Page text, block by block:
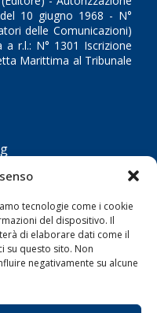
tecnologie come i cookie
del dispositivo. Il
di elaborare dati come il
su questo sito. Non
negativamente su alcune
10 giugno 1968 - N°
delle Comunicazioni)
r.l.: N° 1301 Iscrizione
Marittima al Tribunale